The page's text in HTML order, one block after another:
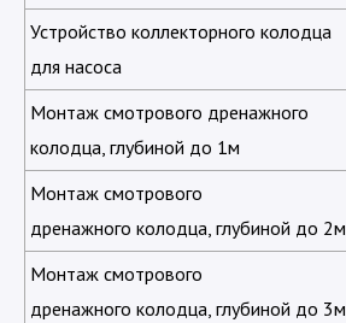
Устройство коллекторного колодца
для насоса
Монтаж смотрового дренажного
колодца, глубиной до 1м
Монтаж смотрового
дренажного колодца, глубиной до 2м
Монтаж смотрового
дренажного колодца, глубиной до 3м